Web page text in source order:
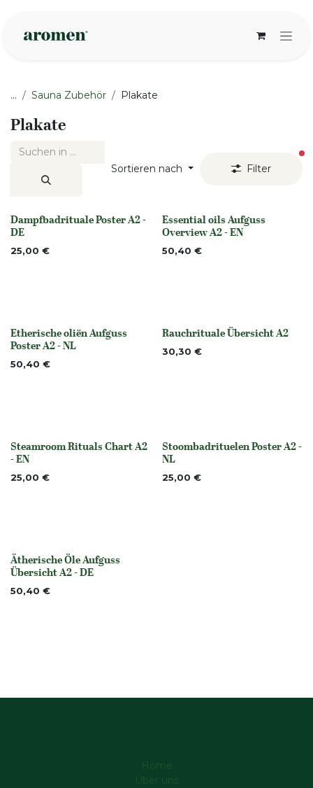
... Sauna Zubehör Plakate
Plakate
Sortieren nach Filter
None
Dampfbadrituale Poster A2 -
DE
25,00 €
None
Essential oils Aufguss
Overview A2 - EN
50,40 €
None
Etherische oliën Aufguss
Poster A2 - NL
50,40 €
None
Rauchrituale Übersicht A2
30,30 €
None
Steamroom Rituals Chart A2
- EN
25,00 €
None
Stoombadrituelen Poster A2 -
NL
25,00 €
None
Ätherische Öle Aufguss
Übersicht A2 - DE
50,40 €
Home
Über uns